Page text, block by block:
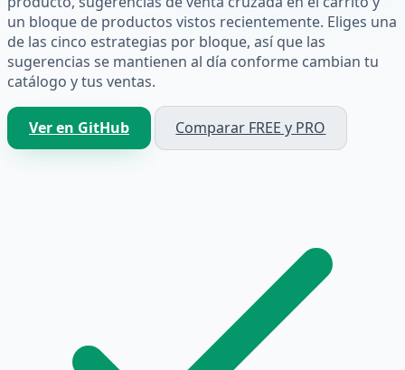
un bloque de productos vistos recientemente. Eliges una
de las cinco estrategias por bloque, así que las
sugerencias se mantienen al día conforme cambian tu
catálogo y tus ventas.
Ver en GitHub Comparar FREE y PRO